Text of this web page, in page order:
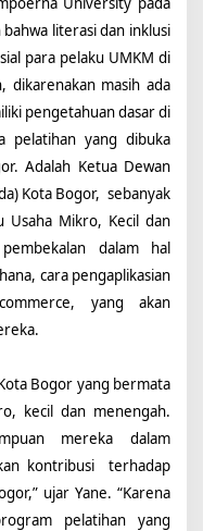
literasi dan inklusi
para pelaku UMKM di
dikarenakan masih ada
pengetahuan dasar di
pelatihan yang dibuka
Adalah Ketua Dewan
Kota Bogor, sebanyak
Mikro, Kecil dan
dalam hal
cara pengaplikasian
yang akan
Bogor yang bermata
kecil dan menengah.
mereka dalam
kontribusi terhadap
ujar Yane. “Karena
pelatihan yang